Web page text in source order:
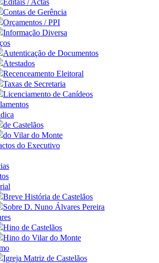
Contas de Gerência
Orçamentos / PPI
Informação Diversa
Autenticação de Documentos
Atestados
Recenceamento Eleitoral
Taxas de Secretaria
Licenciamento de Canídeos
de Castelãos
do Vilar do Monte
do Executivo
Breve História de Castelãos
Sobre D. Nuno Álvares Pereira
Hino de Castelãos
Hino do Vilar do Monte
Igreja Matriz de Castelãos